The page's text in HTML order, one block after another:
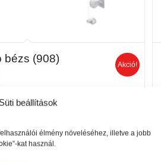
Süti beállítások
élmény növeléséhez, illetve a jobb
kat használ.
bézs (908)
340 Ft
Ft
Akció!